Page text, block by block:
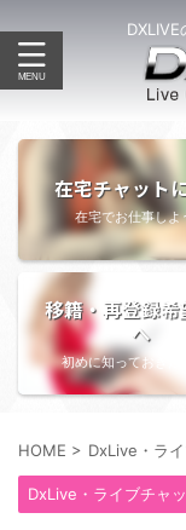
在宅チャット
在宅でお仕事しよ
移籍・再登録希
へ
初めに知っておきた
HOME > DxLive・ラ
DxLive・ライブチャ